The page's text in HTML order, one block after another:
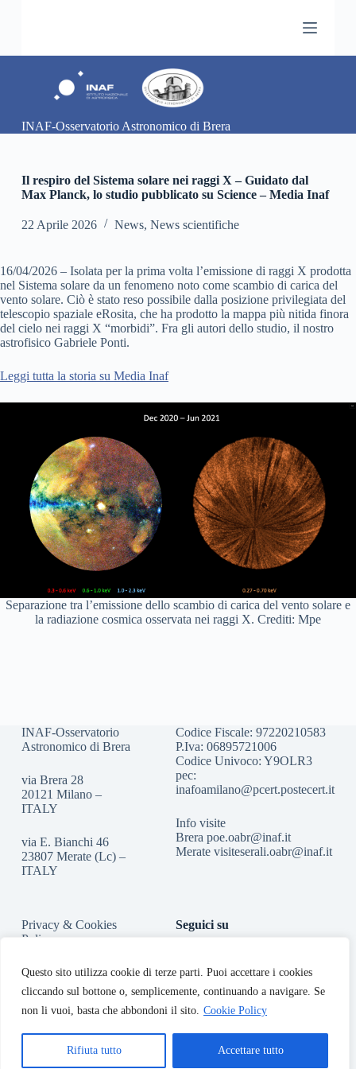
Questo sito utilizza cookie di terze parti. Puoi accettare i cookies
cliccando sul bottone o, semplicemente, continuando a navigare. Se
non li vuoi, basta che abbondoni il sito. Cookie Policy
Rifiuta tutto Accettare tutto
t
o
n
u
o
INAF-Osservatorio Astronomico di Brera
Il respiro del Sistema solare nei raggi X – Guidato dal
Max Planck, lo studio pubblicato su Science – Media Inaf
22 Aprile 2026 News, News scientifiche
16/04/2026 – Isolata per la prima volta l’emissione di raggi X prodotta
nel Sistema solare da un fenomeno noto come scambio di carica del
vento solare. Ciò è stato reso possibile dalla posizione privilegiata del
telescopio spaziale eRosita, che ha prodotto la mappa più nitida finora
del cielo nei raggi X “morbidi”. Fra gli autori dello studio, il nostro
astrofisico Gabriele Ponti.
Leggi tutta la storia su Media Inaf
Separazione tra l’emissione dello scambio di carica del vento solare e
la radiazione cosmica osservata nei raggi X. Crediti: Mpe
INAF-Osservatorio
Astronomico di Brera
via Brera 28
20121 Milano –
ITALY
via E. Bianchi 46
23807 Merate (Lc) –
ITALY
Codice Fiscale: 97220210583
P.Iva: 06895721006
Codice Univoco: Y9OLR3
pec:
inafoamilano@pcert.postecert.it
Info visite
Brerapoe.oabr@inaf.it
Meratevisiteserali.oabr@inaf.it
Privacy & Cookies
Policy
Accessibilità
Seguici su